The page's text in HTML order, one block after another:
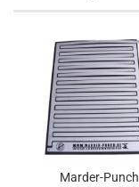
Marder-Punch